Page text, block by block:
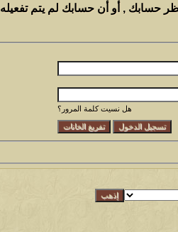
حسابك , أو أن حسابك لم يتم تفعيله
هل نسيت كلمة المرور؟